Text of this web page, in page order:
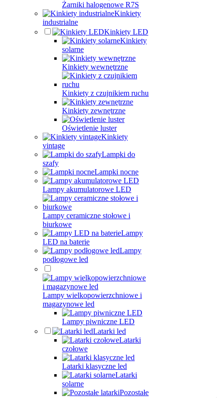
Żarniki halogenowe R7S
Kinkiety
industrialne
Kinkiety LED
Kinkiety
solarne
Kinkiety wewnętrzne
Kinkiety z czujnikiem ruchu
Kinkiety zewnętrzne
Oświetlenie luster
Kinkiety
vintage
Lampki do
szafy
Lampki nocne
Lampy akumulatorowe LED
Lampy ceramiczne stołowe i
biurkowe
Lampy
LED na baterie
Lampy
podłogowe led
Lampy wielkopowierzchniowe i
magazynowe led
Lampy piwniczne LED
Latarki led
Latarki
czołowe
Latarki klasyczne led
Latarki
solarne
Pozostałe